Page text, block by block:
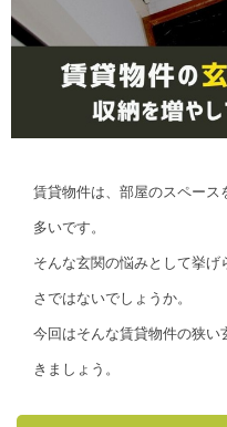
賃貸物件は、部屋のスペー
多いです。
そんな玄関の悩みとして挙
さではないでしょうか。
今回はそんな賃貸物件の狭
きましょう。